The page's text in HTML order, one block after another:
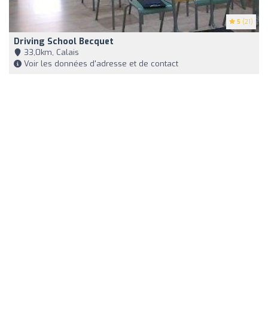
5 (21)
Driving School Becquet
33,0km, Calais
Voir les données d'adresse et de contact